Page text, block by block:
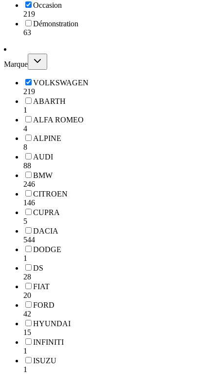
Occasion
219
Démonstration
63
Marque
VOLKSWAGEN
219
ABARTH
1
ALFA ROMEO
4
ALPINE
8
AUDI
88
BMW
246
CITROEN
146
CUPRA
5
DACIA
544
DODGE
1
DS
28
FIAT
20
FORD
42
HYUNDAI
15
INFINITI
1
ISUZU
1